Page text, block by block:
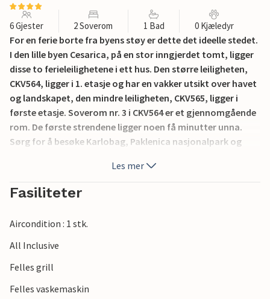
6 Gjester 2 Soverom 1 Bad 0 Kjæledyr
For en ferie borte fra byens støy er dette det ideelle stedet.
I den lille byen Cesarica, på en stor inngjerdet tomt, ligger
disse to ferieleilighetene i ett hus. Den større leiligheten,
CKV564, ligger i 1. etasje og har en vakker utsikt over havet
og landskapet, den mindre leiligheten, CKV565, ligger i
første etasje. Soverom nr. 3 i CKV564 er et gjennomgående
rom. De første strendene ligger noen få minutter unna.
Sørg for å besøke Karlobag, Paklenica nasjonalpark og
Les mer
Fasiliteter
Aircondition : 1 stk.
All Inclusive
Felles grill
Felles vaskemaskin